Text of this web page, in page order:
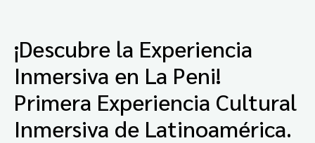
¡Descubre la Experiencia
Inmersiva en La Peni!
Primera Experiencia Cultural
Inmersiva de Latinoamérica.